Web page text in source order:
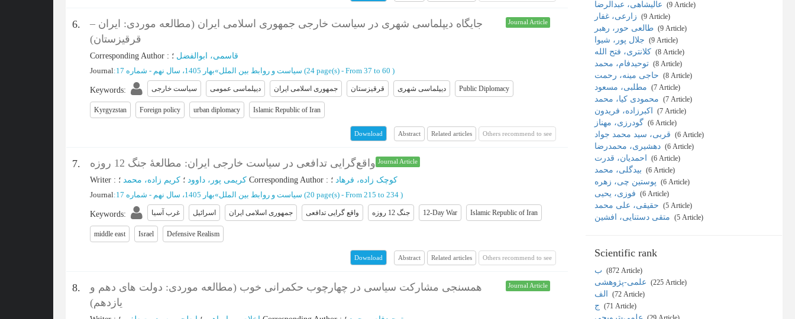
6.
جایگاه دیپلماسی شهری در سیاست خارجی جمهوری اسلامی ایران (مطالعه موردی: ایران –
قرقیزستان)
Journal Article
Corresponding Author : قاسمی، ابوالفضل ؛
Journal: سیاست و روابط بین الملل»بهار 1405، سال نهم - شماره 17 (‎24 page(s) - From 37 to 60 )
Keywords: سیاست خارجی دیپلماسی عمومی جمهوری اسلامی ایران قرقیزستان دیپلماسی شهری Public Diplomacy
Kyrgyzstan Foreign policy urban diplomacy Islamic Republic of Iran
Download Abstract Related articles Others recommend to see
7. واقع‌گرایی تدافعی در سیاست خارجی ایران: مطالعۀ جنگ 12 روزه Journal Article
Writer : کریمی پور، داوود ؛ کریم زاده، محمد Corresponding Author : کوچک زاده، فرهاد ؛
Journal: سیاست و روابط بین الملل»بهار 1405، سال نهم - شماره 17 (‎20 page(s) - From 215 to 234 )
Keywords: غرب آسیا اسرائیل جمهوری اسلامی ایران واقع گرایی تدافعی جنگ 12 روزه 12-Day War Islamic Republic of Iran
middle east Israel Defensive Realism
Download Abstract Related articles Others recommend to see
8.
همسنجی مشارکت سیاسی در چهارچوب حکمرانی خوب (مطالعه موردی: دولت های دهم و
یازدهم)
Journal Article
‎ (9 Article)
‎ (9 Article)
‎ (9 Article)
‎ (9 Article)
‎ (8 Article)
‎ (8 Article)
‎ (8 Article)
‎ (7 Article)
‎ (7 Article)
‎ (7 Article)
‎ (6 Article)
‎ (6 Article)
‎ (6 Article)
‎ (6 Article)
‎ (6 Article)
‎ (6 Article)
‎ (6 Article)
‎ (5 Article)
‎ (5 Article)
Scientific rank
‎ (872 Article)
‎ (225 Article)
‎ (72 Article)
‎ (71 Article)